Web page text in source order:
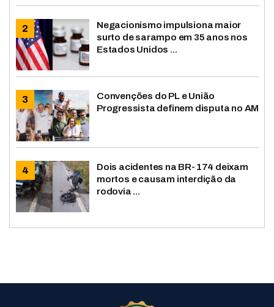
Negacionismo impulsiona maior
surto de sarampo em 35 anos nos
Estados Unidos ...
Convenções do PL e União
Progressista definem disputa no AM
Dois acidentes na BR-174 deixam
mortos e causam interdição da
rodovia ...